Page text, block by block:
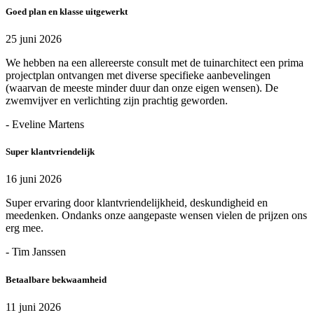
Goed plan en klasse uitgewerkt
25 juni 2026
We hebben na een allereerste consult met de tuinarchitect een prima
projectplan ontvangen met diverse specifieke aanbevelingen
(waarvan de meeste minder duur dan onze eigen wensen). De
zwemvijver en verlichting zijn prachtig geworden.
- Eveline Martens
Super klantvriendelijk
16 juni 2026
Super ervaring door klantvriendelijkheid, deskundigheid en
meedenken. Ondanks onze aangepaste wensen vielen de prijzen ons
erg mee.
- Tim Janssen
Betaalbare bekwaamheid
11 juni 2026